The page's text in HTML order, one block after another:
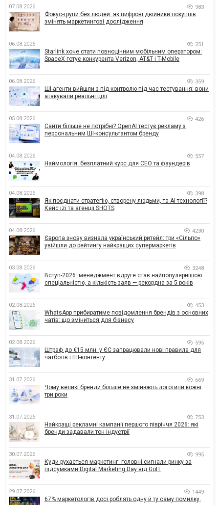
07.08.2026 983
Фокус-групи без людей: як цифрові двійники покупців
змінять маркетингові дослідження
06.08.2026 251
Starlink хоче стати повноцінним мобільним оператором:
SpaceX готує конкурента Verizon, AT&T і T-Mobile
06.08.2026 359
ШІ-агенти вийшли з-під контролю під час тестування: вони
атакували реальні цілі
05.08.2026 426
Сайти більше не потрібні? OpenAI тестує рекламу з
персональним ШІ-консультантом бренду
04.08.2026 557
Наймологія: безплатний курс для CEO та фаундерів
04.08.2026 398
Як поєднати стратегію, створену людьми, та AI-технології?
Кейс izi та агенції SHOTS
04.08.2026 4230
Європа знову визнала український ритейл: три «Сільпо»
увійшли до рейтингу найкращих супермаркетів
03.08.2026 3248
Вступ-2026: менеджмент вдруге став найпопулярнішою
спеціальністю, а кількість заяв — рекордна за 5 років
02.08.2026 453
WhatsApp прибиратиме повідомлення брендів з основних
чатів: що зміниться для бізнесу
02.08.2026 595
Штраф до €15 млн: у ЄС запрацювали нові правила для
чатботів і ШІ-контенту
31.07.2026 669
Чому великі бренди більше не змінюють логотипи кожні
три роки
31.07.2026 753
Найкращі рекламні кампанії першого півріччя 2026: які
бренди задавали тон індустрії
30.07.2026 995
Куди рухається маркетинг: головні сигнали ринку за
підсумками Digital Marketing Day від GoIT
29.07.2026 1449
67% маркетологів досі роблять одну й ту саму помилку,